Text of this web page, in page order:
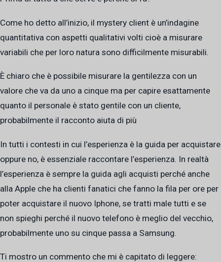
Come ho detto all’inizio, il mystery client è un’indagine
quantitativa con aspetti qualitativi volti cioè a misurare
variabili che per loro natura sono difficilmente misurabili.
È chiaro che è possibile misurare la gentilezza con un
valore che va da uno a cinque ma per capire esattamente
quanto il personale è stato gentile con un cliente,
probabilmente il racconto aiuta di più
In tutti i contesti in cui l’esperienza è la guida per acquistare
oppure no, è essenziale raccontare l’esperienza. In realtà
l’esperienza è sempre la guida agli acquisti perché anche
alla Apple che ha clienti fanatici che fanno la fila per ore per
poter acquistare il nuovo Iphone, se tratti male tutti e se
non spieghi perché il nuovo telefono è meglio del vecchio,
probabilmente uno su cinque passa a Samsung.
Ti mostro un commento che mi è capitato di leggere: